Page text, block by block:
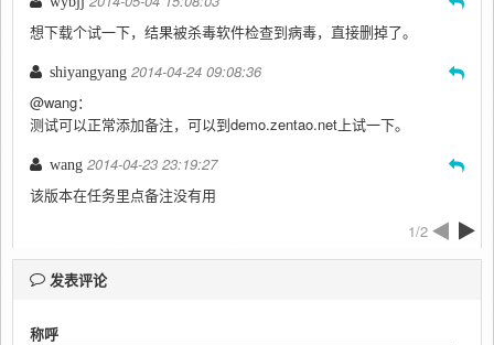
想下载个试一下，结果被杀毒软件检查到病毒，直接删掉了。
shiyangyang 2014-04-24 09:08:36
@wang：
测试可以正常添加备注，可以到demo.zentao.net上试一下。
wang 2014-04-23 23:19:27
该版本在任务里点备注没有用
1/2
发表评论
称呼